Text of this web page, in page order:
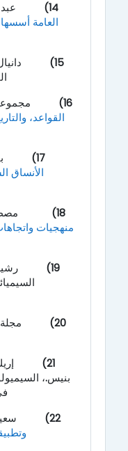
14)
العامة
15)
16)
القواعد،
17)
الأنساق
18)
منهجيات
19)
20)
21)
بنيس.،
22)